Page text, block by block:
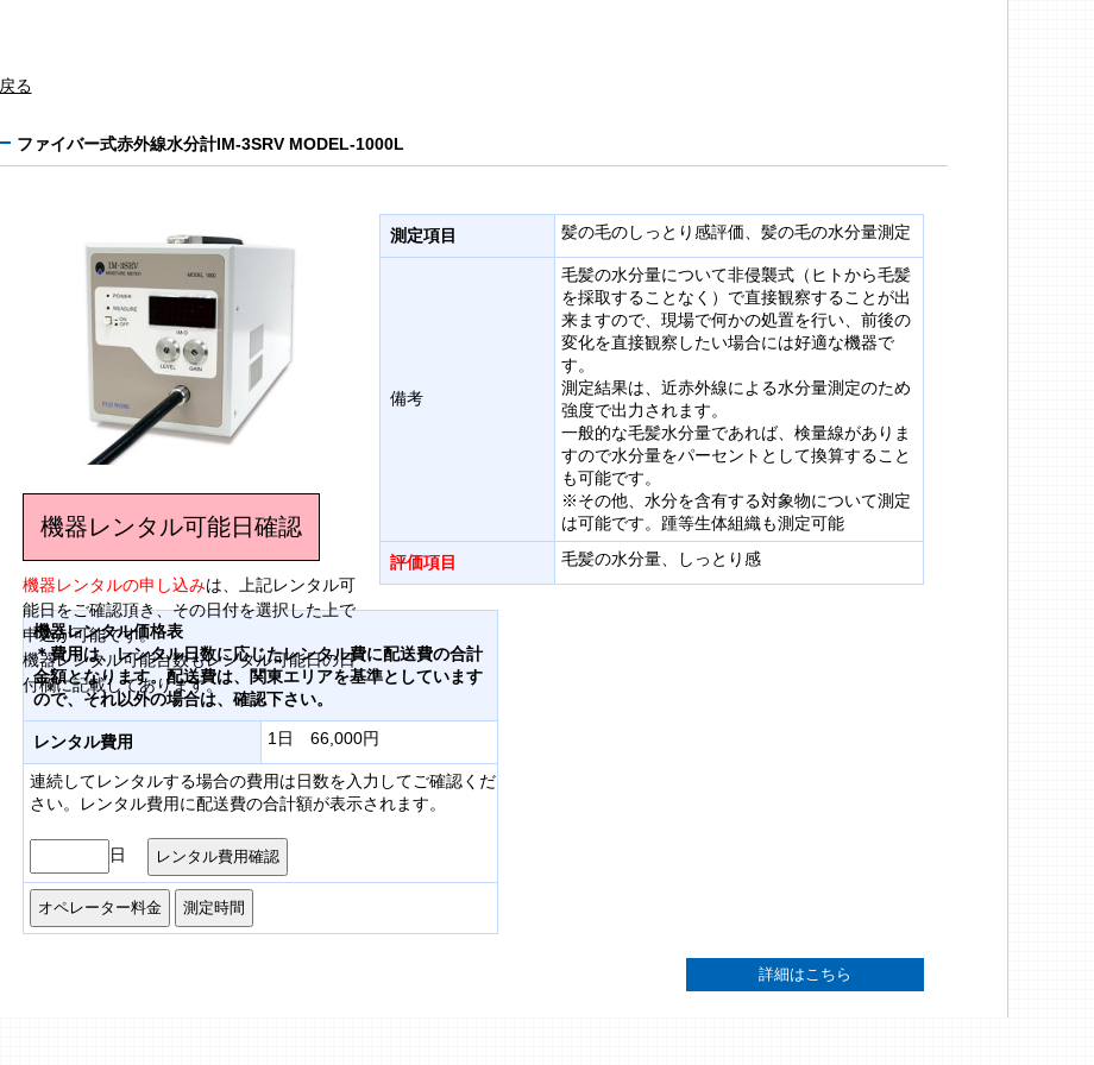
戻る
ファイバー式赤外線水分計IM-3SRV MODEL-1000L
機器レンタル可能日確認
機器レンタルの申し込みは、上記レンタル可
能日をご確認頂き、その日付を選択した上で
申込が可能です。
機器レンタル可能台数もレンタル可能日の日
付欄に記載してあります。
測定項目 髪の毛のしっとり感評価、髪の毛の水分量測定
備考
毛髪の水分量について非侵襲式（ヒトから毛髪
を採取することなく）で直接観察することが出
来ますので、現場で何かの処置を行い、前後の
変化を直接観察したい場合には好適な機器で
す。
測定結果は、近赤外線による水分量測定のため
強度で出力されます。
一般的な毛髪水分量であれば、検量線がありま
すので水分量をパーセントとして換算すること
も可能です。
※その他、水分を含有する対象物について測定
は可能です。踵等生体組織も測定可能
評価項目 毛髪の水分量、しっとり感
機器レンタル価格表
＊費用は、レンタル日数に応じたレンタル費に配送費の合計
金額となります。配送費は、関東エリアを基準としています
ので、それ以外の場合は、確認下さい。
レンタル費用 1日 66,000円
連続してレンタルする場合の費用は日数を入力してご確認くだ
さい。レンタル費用に配送費の合計額が表示されます。
日
詳細はこちら